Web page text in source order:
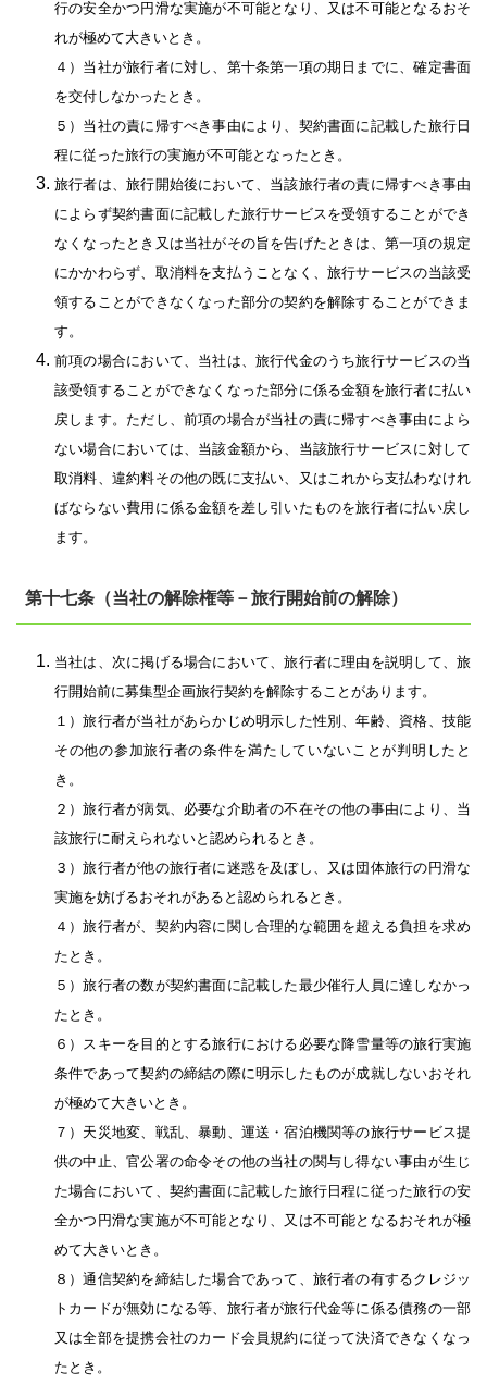
行の安全かつ円滑な実施が不可能となり、又は不可能となるおそ
れが極めて大きいとき。
４）当社が旅行者に対し、第十条第一項の期日までに、確定書面
を交付しなかったとき。
５）当社の責に帰すべき事由により、契約書面に記載した旅行日
程に従った旅行の実施が不可能となったとき。
旅行者は、旅行開始後において、当該旅行者の責に帰すべき事由
によらず契約書面に記載した旅行サービスを受領することができ
なくなったとき又は当社がその旨を告げたときは、第一項の規定
にかかわらず、取消料を支払うことなく、旅行サービスの当該受
領することができなくなった部分の契約を解除することができま
す。
前項の場合において、当社は、旅行代金のうち旅行サービスの当
該受領することができなくなった部分に係る金額を旅行者に払い
戻します。ただし、前項の場合が当社の責に帰すべき事由によら
ない場合においては、当該金額から、当該旅行サービスに対して
取消料、違約料その他の既に支払い、又はこれから支払わなけれ
ばならない費用に係る金額を差し引いたものを旅行者に払い戻し
ます。
第十七条（当社の解除権等－旅行開始前の解除）
当社は、次に掲げる場合において、旅行者に理由を説明して、旅
行開始前に募集型企画旅行契約を解除することがあります。
１）旅行者が当社があらかじめ明示した性別、年齢、資格、技能
その他の参加旅行者の条件を満たしていないことが判明したと
き。
２）旅行者が病気、必要な介助者の不在その他の事由により、当
該旅行に耐えられないと認められるとき。
３）旅行者が他の旅行者に迷惑を及ぼし、又は団体旅行の円滑な
実施を妨げるおそれがあると認められるとき。
４）旅行者が、契約内容に関し合理的な範囲を超える負担を求め
たとき。
５）旅行者の数が契約書面に記載した最少催行人員に達しなかっ
たとき。
６）スキーを目的とする旅行における必要な降雪量等の旅行実施
条件であって契約の締結の際に明示したものが成就しないおそれ
が極めて大きいとき。
７）天災地変、戦乱、暴動、運送・宿泊機関等の旅行サービス提
供の中止、官公署の命令その他の当社の関与し得ない事由が生じ
た場合において、契約書面に記載した旅行日程に従った旅行の安
全かつ円滑な実施が不可能となり、又は不可能となるおそれが極
めて大きいとき。
８）通信契約を締結した場合であって、旅行者の有するクレジッ
トカードが無効になる等、旅行者が旅行代金等に係る債務の一部
又は全部を提携会社のカード会員規約に従って決済できなくなっ
たとき。